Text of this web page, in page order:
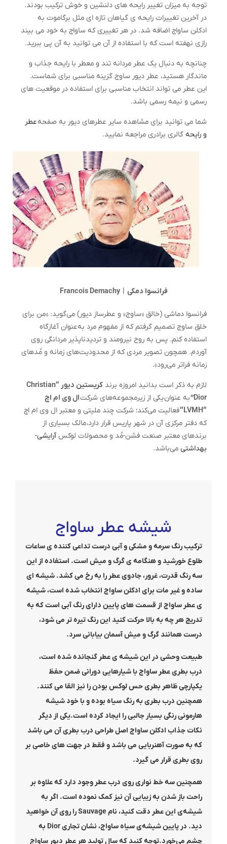
توجه به میزان تغییر رایحه های دلنشین و خوش ترکیب بودند.
در آخرین تغییرات رایحه ی گیاهان تازه ای مثل برگاموت به
ادکلن ساواج اضافه شد. در هر تغییری که ساواج به خود می بیند
رازی نهفته است که با استفاده از آن می توانید به آن پی ببرید.
چنانچه به دنبال یک عطر مردانه تند و معطر با رایحه جذاب و
ماندگار هستید، عطر دیور ساوج گزینه مناسبی برای شماست.
این عطر می تواند انتخاب مناسبی برای استفاده در موقعیت های
رسمی و نیمه رسمی باشد.
شما می توانید برای مشاهده سایر عطرهای دیور به صفحهعطر
و رایحه گالری برادری مراجعه نمایید.
فرانسوا دمکی | Francois Demachy
فرانسوا دماشی (خالق «ساوج» و عطرساز دیور) می‌گوید: «من برای
خلق ساوج تصمیم گرفتم که از مفهوم مرد به‌عنوان آغازگاه
استفاده کنم. پس به روح نیرومند و تردیدناپذیر مردانگی روی
آوردم. همچون تصویر مردی که از محدودیت‌های زمانه و مُدهای
زمانه فراتر می‌رود».
لازم به ذکر است بدانید امروزه برند
کریستین دیور “Christian
Dior” به عنوان یکی از زیرمجموعه‌های شرکتال وی ام اچ
“LVMH
“فعالیت می‌کند؛ شرکت چند ملیتی و معتبر ال وی ام اچ
که دفتر مرکزی آن در شهر پاریس قرار دارد، مالک بسیاری از
برندهای معتبر صنعت فشن-مُد و محصولات لوکسآرایشی-
بهداشتی می‌باشد.
شیشه عطر ساواج
ترکیب رنگ سرمه و مشکی و آبی درست تداعی کننده ی ساعات
طلوع خورشید و هنگامه ی گرگ و میش است. استفاده از این
سه رنگ قدرت، غرور، جادوی عطر را به رخ می کشد. شیشه ای
ساده و غیر مات برای ادکلن ساواج انتخاب شده است، شیشه
ی عطر ساواج از قسمت های پایین دارای رنگ آبی است که به
تدریج هر چه به بالا حرکت کنید این رنگ تیره تر می شود،
درست همانند گرگ و میش آسمان بیابانی سرد.
طبیعت وحشی در این شیشه ی عطر گنجانده شده است،
درب بطری عطر ساواج با شیارهایی دورانی ضمن حفظ
یکپارچی ظاهر بطری حس لوکس بودن را نیز القا می کنند.
همچنین درب بطری به رنگ سیاه بوده و با خود شیشه
هارمونی رنگی بسیار جالبی را ایجاد کرده است.یکی از دیگر
نکات جذاب ادکلن ساواج اصل طراحی درب بطری آن می باشد
که به صورت آهنربایی می باشد و فقط در جهت های خاصی بر
روی بطری قرار می گیرد.
همچنین سه خط نواری روی درب عطر وجود دارد که علاوه بر
راحت باز شدن به زیبایی آن نیز کمک نموده است. اگر به
شیشه‌ی این عطر دقت کنید، نام Sauvage را روی آن خواهید
دید. در پایین شیشه‌ی سیاه ساواج، نشان تجاری Dior به
چشم می‌خورد.توجه کنید که سال تولید هر عطر دیور ساواج